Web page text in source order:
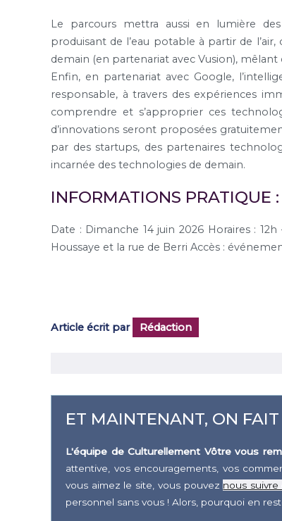
Le parcours mettra aussi en lumière
produisant de l’eau potable à partir de
demain (en partenariat avec Vusion),
Enfin, en partenariat avec Google,
responsable, à travers des expériences
comprendre et s’approprier ces
d’innovations seront proposées
par des startups, des partenaires
incarnée des technologies de demain.
INFORMATIONS PRATIQUE :
Date : Dimanche 14 juin 2026 Horaires : 12h
Houssaye et la rue de Berri Accès :
Article écrit par Rédaction
ET MAINTENANT, ON
L'équipe de Culturellement Vôtre vous
attentive, vos encouragements, vos
vous aimez le site, vous pouvez nous
personnel sans vous ! Alors, pourquoi en